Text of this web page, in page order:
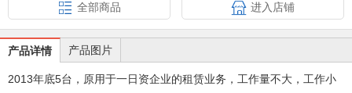
全部商品
进入店铺
产品详情 产品图片
2013年底5台，原用于一日资企业的租赁业务，工作量不大，工作小